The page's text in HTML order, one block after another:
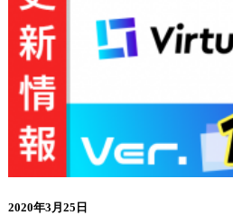
2020年3月25日